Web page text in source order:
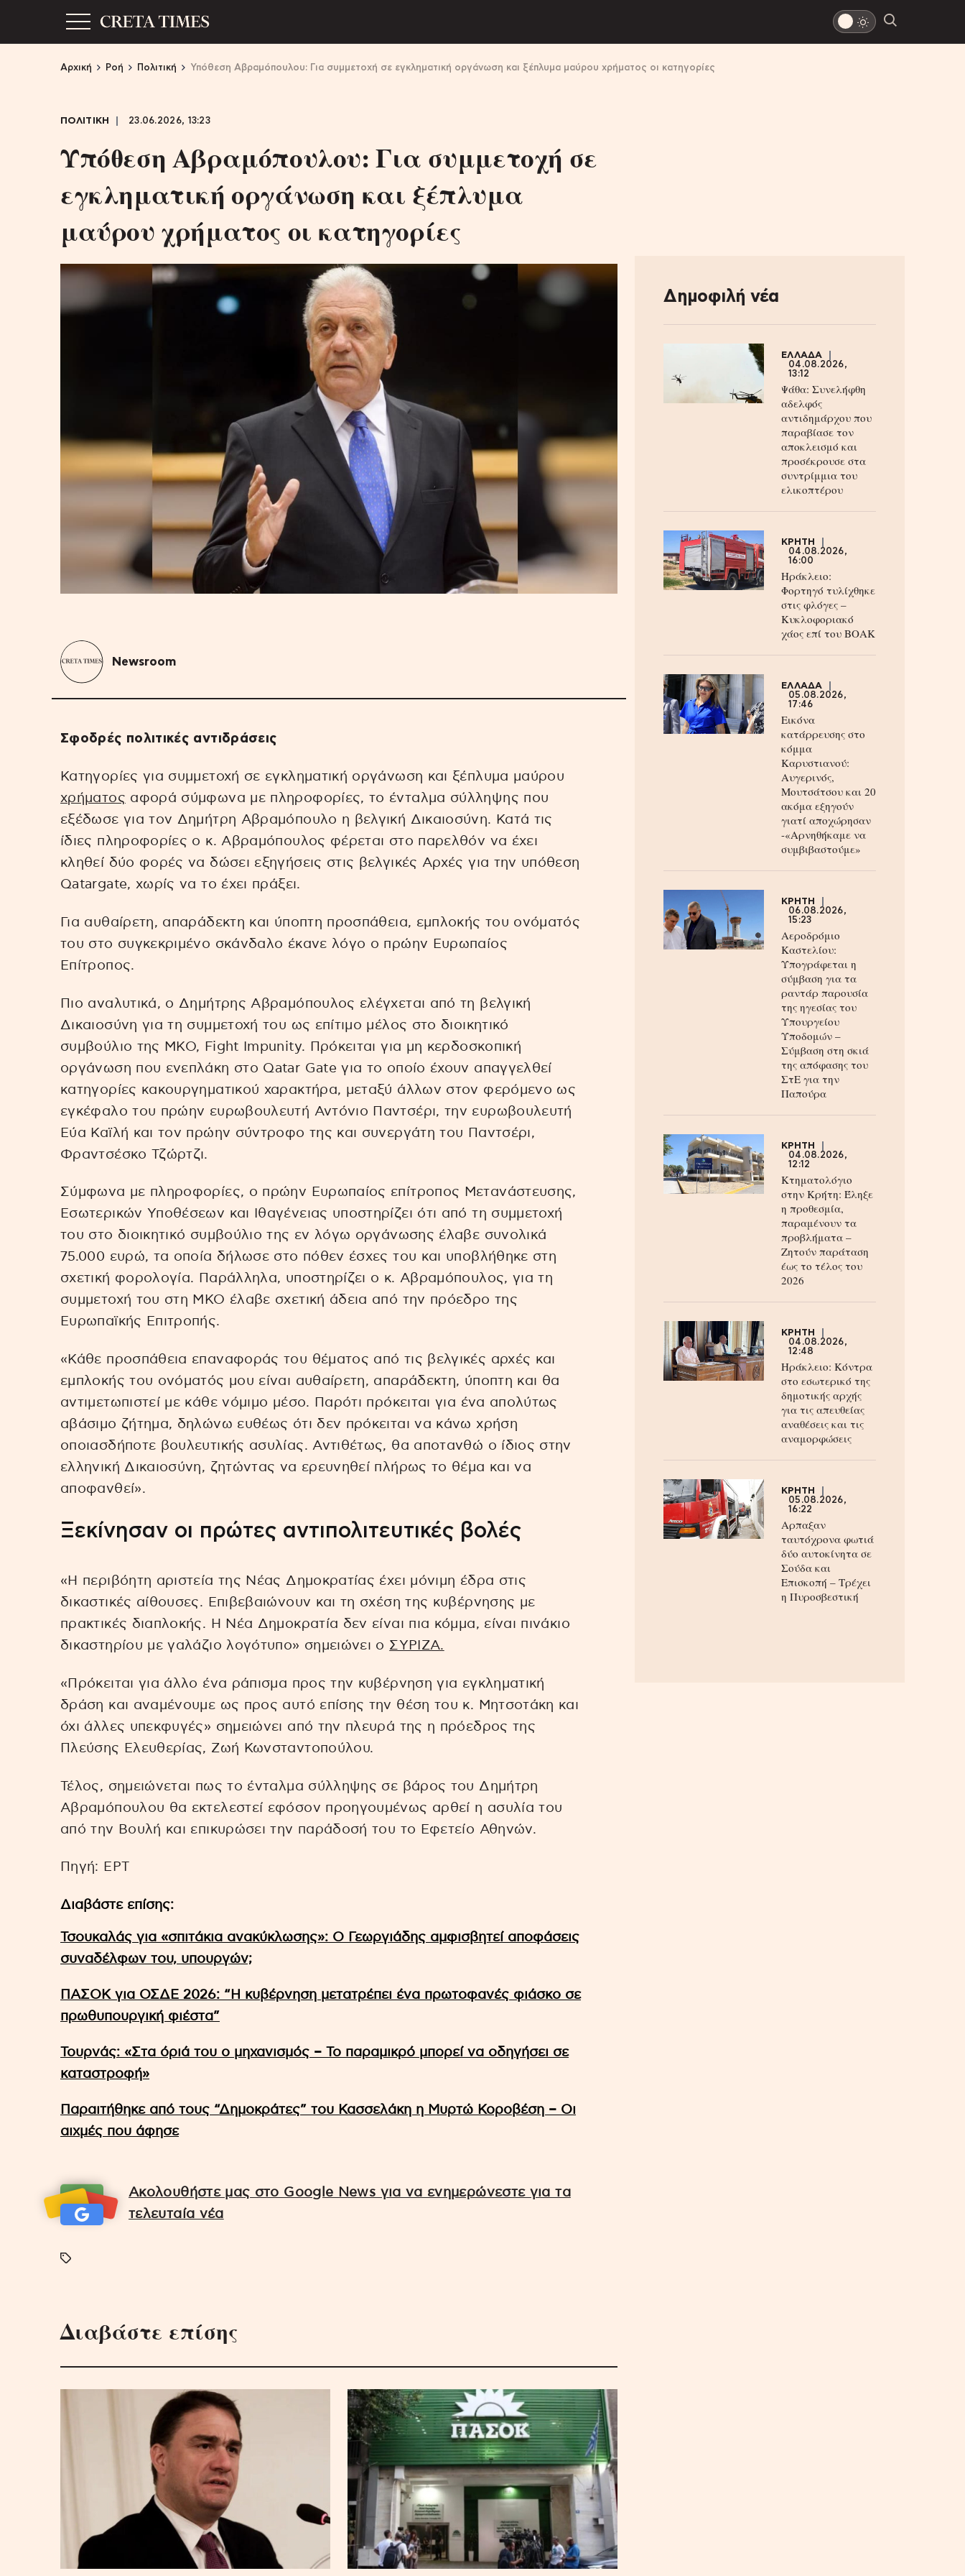
Αρχική Ροή Πολιτική Υπόθεση Αβραμόπουλου: Για συμμετοχή σε εγκληματική οργάνωση και ξέπλυμα μαύρου χρήματος οι κατηγορίες
ΠΟΛΙΤΙΚΗ 23.06.2026, 13:23
Υπόθεση Αβραμόπουλου: Για συμμετοχή σε
εγκληματική οργάνωση και ξέπλυμα
μαύρου χρήματος οι κατηγορίες
Newsroom
Σφοδρές πολιτικές αντιδράσεις
Κατηγορίες για συμμετοχή σε εγκληματική οργάνωση και ξέπλυμα μαύρου
χρήματος αφορά σύμφωνα με πληροφορίες, το ένταλμα σύλληψης που
εξέδωσε για τον Δημήτρη Αβραμόπουλο η βελγική Δικαιοσύνη. Κατά τις
ίδιες πληροφορίες ο κ. Αβραμόπουλος φέρεται στο παρελθόν να έχει
κληθεί δύο φορές να δώσει εξηγήσεις στις βελγικές Αρχές για την υπόθεση
Qatargate, χωρίς να το έχει πράξει.
Για αυθαίρετη, απαράδεκτη και ύποπτη προσπάθεια, εμπλοκής του ονόματός
του στο συγκεκριμένο σκάνδαλο έκανε λόγο ο πρώην Ευρωπαίος
Επίτροπος.
Πιο αναλυτικά, ο Δημήτρης Αβραμόπουλος ελέγχεται από τη βελγική
Δικαιοσύνη για τη συμμετοχή του ως επίτιμο μέλος στο διοικητικό
συμβούλιο της ΜΚΟ, Fight Impunity. Πρόκειται για μη κερδοσκοπική
οργάνωση που ενεπλάκη στο Qatar Gate για το οποίο έχουν απαγγελθεί
κατηγορίες κακουργηματικού χαρακτήρα, μεταξύ άλλων στον φερόμενο ως
εγκέφαλο του πρώην ευρωβουλευτή Αντόνιο Παντσέρι, την ευρωβουλευτή
Εύα Καϊλή και τον πρώην σύντροφο της και συνεργάτη του Παντσέρι,
Φραντσέσκο Τζώρτζι.
Σύμφωνα με πληροφορίες, ο πρώην Ευρωπαίος επίτροπος Μετανάστευσης,
Εσωτερικών Υποθέσεων και Ιθαγένειας υποστηρίζει ότι από τη συμμετοχή
του στο διοικητικό συμβούλιο της εν λόγω οργάνωσης έλαβε συνολικά
75.000 ευρώ, τα οποία δήλωσε στο πόθεν έσχες του και υποβλήθηκε στη
σχετική φορολογία. Παράλληλα, υποστηρίζει ο κ. Αβραμόπουλος, για τη
συμμετοχή του στη ΜΚΟ έλαβε σχετική άδεια από την πρόεδρο της
Ευρωπαϊκής Επιτροπής.
«Κάθε προσπάθεια επαναφοράς του θέματος από τις βελγικές αρχές και
εμπλοκής του ονόματός μου είναι αυθαίρετη, απαράδεκτη, ύποπτη και θα
αντιμετωπιστεί με κάθε νόμιμο μέσο. Παρότι πρόκειται για ένα απολύτως
αβάσιμο ζήτημα, δηλώνω ευθέως ότι δεν πρόκειται να κάνω χρήση
οποιασδήποτε βουλευτικής ασυλίας. Αντιθέτως, θα αποτανθώ ο ίδιος στην
ελληνική Δικαιοσύνη, ζητώντας να ερευνηθεί πλήρως το θέμα και να
αποφανθεί».
Ξεκίνησαν οι πρώτες αντιπολιτευτικές βολές
«Η περιβόητη αριστεία της Νέας Δημοκρατίας έχει μόνιμη έδρα στις
δικαστικές αίθουσες. Επιβεβαιώνουν και τη σχέση της κυβέρνησης με
πρακτικές διαπλοκής. Η Νέα Δημοκρατία δεν είναι πια κόμμα, είναι πινάκιο
δικαστηρίου με γαλάζιο λογότυπο» σημειώνει ο ΣΥΡΙΖΑ.
«Πρόκειται για άλλο ένα ράπισμα προς την κυβέρνηση για εγκληματική
δράση και αναμένουμε ως προς αυτό επίσης την θέση του κ. Μητσοτάκη και
όχι άλλες υπεκφυγές» σημειώνει από την πλευρά της η πρόεδρος της
Πλεύσης Ελευθερίας, Ζωή Κωνσταντοπούλου.
Τέλος, σημειώνεται πως το ένταλμα σύλληψης σε βάρος του Δημήτρη
Αβραμόπουλου θα εκτελεστεί εφόσον προηγουμένως αρθεί η ασυλία του
από την Βουλή και επικυρώσει την παράδοσή του το Εφετείο Αθηνών.
Πηγή: EΡΤ
Διαβάστε επίσης:
Τσουκαλάς για «σπιτάκια ανακύκλωσης»: Ο Γεωργιάδης αμφισβητεί αποφάσεις
συναδέλφων του, υπουργών;
ΠΑΣΟΚ για ΟΣΔΕ 2026: “Η κυβέρνηση μετατρέπει ένα πρωτοφανές φιάσκο σε
πρωθυπουργική φιέστα”
Τουρνάς: «Στα όριά του ο μηχανισμός – Το παραμικρό μπορεί να οδηγήσει σε
καταστροφή»
Παραιτήθηκε από τους “Δημοκράτες” του Κασσελάκη η Μυρτώ Κοροβέση – Οι
αιχμές που άφησε
Ακολουθήστε μας στο Google News για να ενημερώνεστε για τα
τελευταία νέα
Διαβάστε επίσης
Δημοφιλή νέα
ΕΛΛΑΔΑ
04.08.2026,
13:12
Ψάθα: Συνελήφθη
αδελφός
αντιδημάρχου που
παραβίασε τον
αποκλεισμό και
προσέκρουσε στα
συντρίμμια του
ελικοπτέρου
ΚΡΗΤΗ
04.08.2026,
16:00
Ηράκλειο:
Φορτηγό τυλίχθηκε
στις φλόγες –
Κυκλοφοριακό
χάος επί του ΒΟΑΚ
ΕΛΛΑΔΑ
05.08.2026,
17:46
Εικόνα
κατάρρευσης στο
κόμμα
Καρυστιανού:
Αυγερινός,
Μουτσάτσου και 20
ακόμα εξηγούν
γιατί αποχώρησαν
-«Αρνηθήκαμε να
συμβιβαστούμε»
ΚΡΗΤΗ
06.08.2026,
15:23
Αεροδρόμιο
Καστελίου:
Υπογράφεται η
σύμβαση για τα
ραντάρ παρουσία
της ηγεσίας του
Υπουργείου
Υποδομών –
Σύμβαση στη σκιά
της απόφασης του
ΣτΕ για την
Παπούρα
ΚΡΗΤΗ
04.08.2026,
12:12
Κτηματολόγιο
στην Κρήτη: Έληξε
η προθεσμία,
παραμένουν τα
προβλήματα –
Ζητούν παράταση
έως το τέλος του
2026
ΚΡΗΤΗ
04.08.2026,
12:48
Ηράκλειο: Κόντρα
στο εσωτερικό της
δημοτικής αρχής
για τις απευθείας
αναθέσεις και τις
αναμορφώσεις
ΚΡΗΤΗ
05.08.2026,
16:22
Αρπαξαν
ταυτόχρονα φωτιά
δύο αυτοκίνητα σε
Σούδα και
Επισκοπή – Τρέχει
η Πυροσβεστική